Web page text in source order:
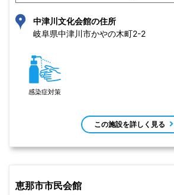
中津川文化会館の住所
岐阜県中津川市かやの木町2-2
感染症対策
この施設を詳しく見る
恵那市市民会館